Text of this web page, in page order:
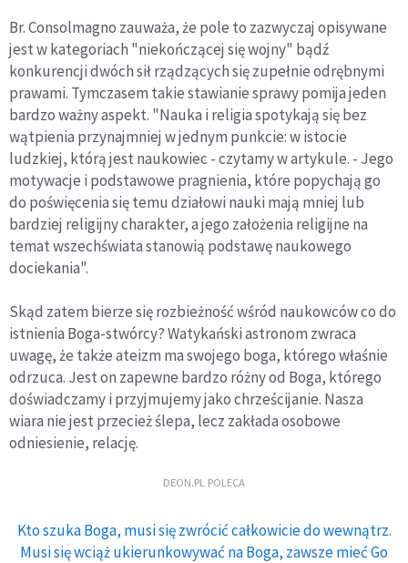
Br. Consolmagno zauważa, że pole to zazwyczaj opisywane
jest w kategoriach "niekończącej się wojny" bądź
konkurencji dwóch sił rządzących się zupełnie odrębnymi
prawami. Tymczasem takie stawianie sprawy pomija jeden
bardzo ważny aspekt. "Nauka i religia spotykają się bez
wątpienia przynajmniej w jednym punkcie: w istocie
ludzkiej, którą jest naukowiec - czytamy w artykule. - Jego
motywacje i podstawowe pragnienia, które popychają go
do poświęcenia się temu działowi nauki mają mniej lub
bardziej religijny charakter, a jego założenia religijne na
temat wszechświata stanowią podstawę naukowego
dociekania".
Skąd zatem bierze się rozbieżność wśród naukowców co do
istnienia Boga-stwórcy? Watykański astronom zwraca
uwagę, że także ateizm ma swojego boga, którego właśnie
odrzuca. Jest on zapewne bardzo różny od Boga, którego
doświadczamy i przyjmujemy jako chrześcijanie. Nasza
wiara nie jest przecież ślepa, lecz zakłada osobowe
odniesienie, relację.
DEON.PL POLECA
Kto szuka Boga, musi się zwrócić całkowicie do wewnątrz.
Musi się wciąż ukierunkowywać na Boga, zawsze mieć Go